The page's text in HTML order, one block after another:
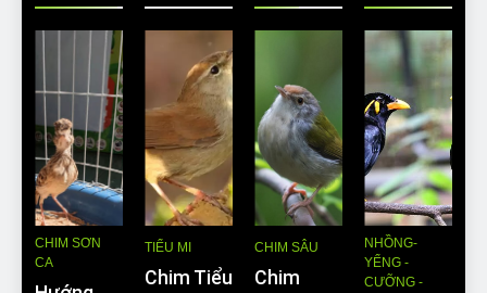
CHIM SƠN
CA
TIỂU MI
Chim Tiểu
CHIM SÂU
Chim
NHỒNG-
YỂNG -
CƯỠNG -